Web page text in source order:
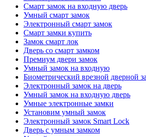
Смарт замок на входную дверь
Умный смарт замок
Электронный смарт замок
Смарт замки купить
Замок смарт лок
Дверь со смарт замком
Премиум двери замок
Умный замок на входную
Биометрический врезной дверной
Электронный замок на дверь
Умный замок на входную дверь
Умные электронные замки
Установим умный замок
Электронный замок Smart Lock
Дверь с умным замком